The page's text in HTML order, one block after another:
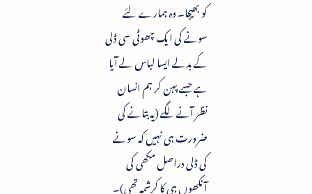
کو بھیجا۔ وہ ہمارے لئے
سونے کی ایک چھوٹی سی ڈلی
کے بدلے ایسا لباس لے آیا
ہے جسے پہن کر ہم انسان
نظر آنے لگے (یہ بتانے کی
ضرورت ہی نہیں کہ سونے
کی ڈلی دراصل مکھی کی
آنکھوں ہی کا کرشمہ تھی)۔